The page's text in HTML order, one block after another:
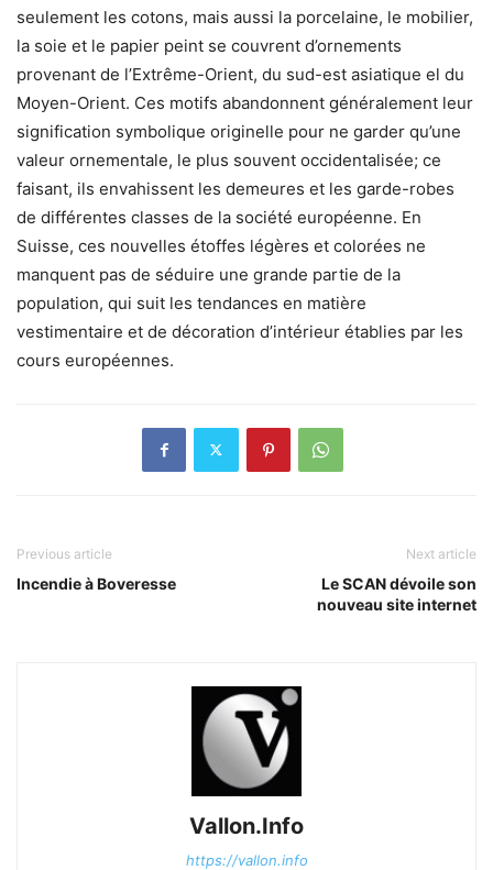
seulement les cotons, mais aussi la porcelaine, le mobilier,
la soie et le papier peint se couvrent d’ornements
provenant de l’Extrême-Orient, du sud-est asiatique el du
Moyen-Orient. Ces motifs abandonnent généralement leur
signification symbolique originelle pour ne garder qu’une
valeur ornementale, le plus souvent occidentalisée; ce
faisant, ils envahissent les demeures et les garde-robes
de différentes classes de la société européenne. En
Suisse, ces nouvelles étoffes légères et colorées ne
manquent pas de séduire une grande partie de la
population, qui suit les tendances en matière
vestimentaire et de décoration d’intérieur établies par les
cours européennes.
Previous article
Incendie à Boveresse
Next article
Le SCAN dévoile son
nouveau site internet
Vallon.Info
https://vallon.info